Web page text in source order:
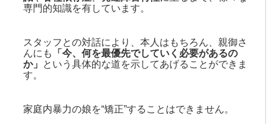
専門的知識を有しています。
スタッフとの対話により、本人はもちろん、親御さ
んにも
「今、何を最優先でしていく必要があるの
か」 という具体的な道を示してあげることができま
す。
家庭内暴力の娘を“矯正”することはできません。